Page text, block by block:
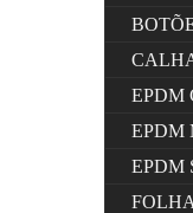
EPDM
EPDM
EPDM